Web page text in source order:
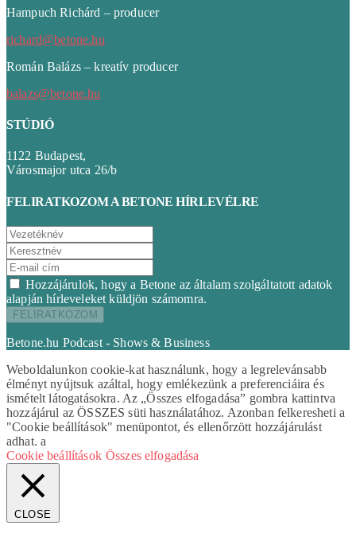
Hampuch Richárd – producer
richard@betone.hu
Román Balázs – kreatív producer
balazs@betone.hu
STÚDIÓ
1122 Budapest,
Városmajor utca 26/b
FELIRATKOZOM A BETONE HÍRLEVÉLRE
Hozzájárulok, hogy a Betone az általam szolgáltatott adatok
alapján hírleveleket küldjön számomra.
Betone.hu Podcast - Shows & Business
Weboldalunkon cookie-kat használunk, hogy a legrelevánsabb
élményt nyújtsuk azáltal, hogy emlékezünk a preferenciáira és
ismételt látogatásokra. Az „Összes elfogadása” gombra kattintva
hozzájárul az ÖSSZES süti használatához. Azonban felkeresheti a
"Cookie beállítások" menüpontot, és ellenőrzött hozzájárulást
adhat. a
Cookie beállítások Összes elfogadása
CLOSE